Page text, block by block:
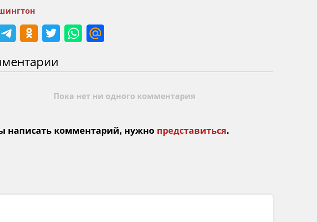
Пока нет ни одного комментария
написать комментарий, нужно представиться.